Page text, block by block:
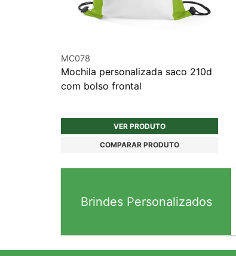
MC078
Mochila personalizada saco 210d
com bolso frontal
VER PRODUTO
COMPARAR PRODUTO
Brindes Personalizados